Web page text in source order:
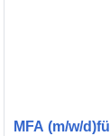
MFA (m/w/